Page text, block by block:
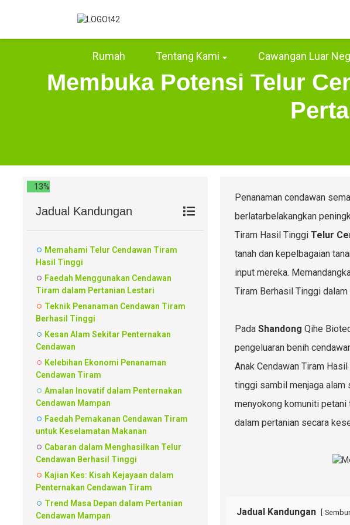
Rumah Tentang Kami Cawangan Luar
Membuka Potensi Telur
13%
Jadual Kandungan
Memahami Telur Cendawan Tiram
Hasil Tinggi
Faedah Menggunakan Cendawan
Tiram dalam Pertanian Lestari
Teknik Penanaman Cendawan Tiram
Berhasil Tinggi
Kesan Alam Sekitar Penternakan
Cendawan
Kelebihan Ekonomi Penanaman
Cendawan Tiram
Amalan Inovatif dalam Penternakan
Cendawan Mampan
Faedah Pemakanan Cendawan Tiram
untuk Keselamatan Makanan
Cabaran dalam Menghasilkan Telur
Cendawan Berhasil Tinggi
Kajian Kes: Kisah Kejayaan dalam
Penternakan Cendawan Tiram
Trend Masa Depan dalam Pertanian
Cendawan Mampan
Penanaman cendawan
berlatarbelakangkan
Tiram Hasil Tinggi Telur
tanah dan kepelbagaian
input mereka.
Tiram Berhasil Tinggi
Pada Shandong Qihe
pengeluaran benih
Anak Cendawan Tiram
tinggi sambil menjaga alam
menyokong komuniti
dalam pertanian secara
Jadual Kandungan [